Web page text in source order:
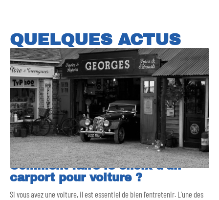
QUELQUES ACTUS
Comment faire le choix d’un
carport pour voiture ?
Si vous avez une voiture, il est essentiel de bien l’entretenir. L’une des